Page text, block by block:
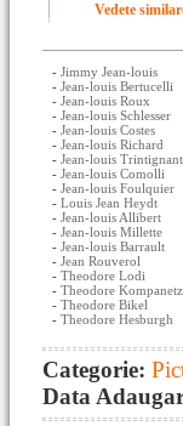
Vedete
- Jimmy Jean-louis
- Jean-louis Bertucelli
- Jean-louis Roux
- Jean-louis Schlesser
- Jean-louis Costes
- Jean-louis Richard
- Jean-louis Trintignant
- Jean-louis Comolli
- Jean-louis Foulquier
- Louis Jean Heydt
- Jean-louis Allibert
- Jean-louis Millette
- Jean-louis Barrault
- Jean Rouverol
- Theodore Lodi
- Theodore Kompanetz
- Theodore Bikel
- Theodore Hesburgh
Categorie:
Data